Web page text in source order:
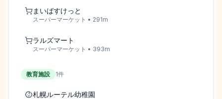
まいばすけっと
スーパーマーケット • 291m
ラルズマート
スーパーマーケット • 393m
教育施設 1件
札幌ルーテル幼稚園